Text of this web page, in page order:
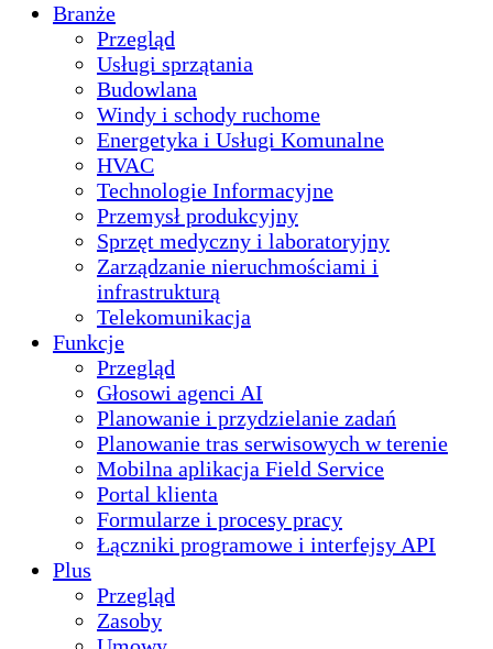
Branże
Przegląd
Usługi sprzątania
Budowlana
Windy i schody ruchome
Energetyka i Usługi Komunalne
HVAC
Technologie Informacyjne
Przemysł produkcyjny
Sprzęt medyczny i laboratoryjny
Zarządzanie nieruchmościami i
infrastrukturą
Telekomunikacja
Funkcje
Przegląd
Głosowi agenci AI
Planowanie i przydzielanie zadań
Planowanie tras serwisowych w terenie
Mobilna aplikacja Field Service
Portal klienta
Formularze i procesy pracy
Łączniki programowe i interfejsy API
Plus
Przegląd
Zasoby